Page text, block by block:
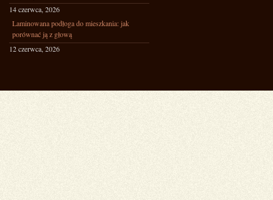
14 czerwca, 2026
Laminowana podłoga do mieszkania: jak
porównać ją z głową
12 czerwca, 2026